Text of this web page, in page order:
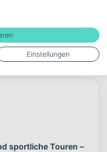
sportliche Touren –
Einstellungen